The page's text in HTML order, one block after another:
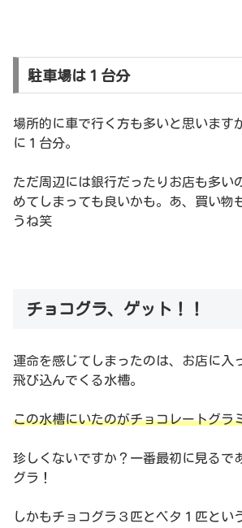
駐車場は１台分
場所的に車で行く方も多いと思います
に１台分。
ただ周辺には銀行だったりお店も多い
めてしまっても良いかも。あ、買い物
うね笑
チョコグラ、ゲット！！
運命を感じてしまったのは、お店に入
飛び込んでくる水槽。
この水槽にいたのがチョコレートグラ
珍しくないですか？一番最初に見るで
グラ！
しかもチョコグラ３匹とベタ１匹とい